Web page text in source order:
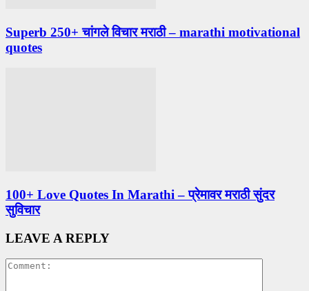
Superb 250+ चांगले विचार मराठी – marathi motivational
quotes
100+ Love Quotes In Marathi – प्रेमावर मराठी सुंदर
सुविचार
LEAVE A REPLY